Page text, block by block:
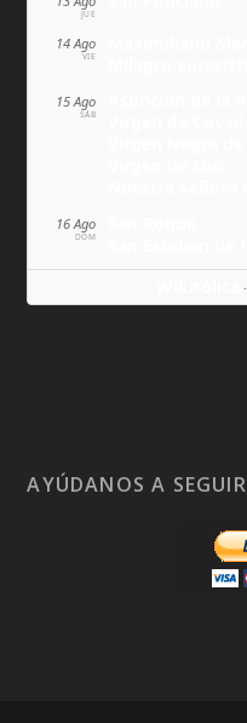
JUE
14 Ago
VIE
15 Ago
SÁB
16 Ago
DOM
·
AYÚDANOS A SEGUIR